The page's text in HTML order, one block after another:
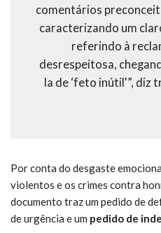
comentários
caracterizando um
referindo à
desrespeitosa,
la de ‘feto inútil'”, diz
Por conta do desgaste
violentos e os crimes contra
documento traz um pedido de
de urgência e um pedido de